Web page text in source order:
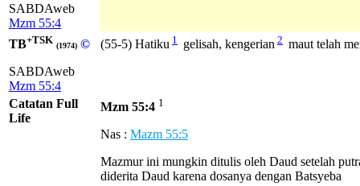
SABDAweb
Mzm 55:4
TB+TSK (1974) ©
SABDAweb
Mzm 55:4
(55-5) Hatiku 1 gelisah, kengerian 2 maut telah
Catatan Full
Life
Mzm 55:4 1
Nas : Mazm 55:5
Mazmur ini mungkin ditulis oleh Daud setelah
diderita Daud karena dosanya dengan Batsyeba